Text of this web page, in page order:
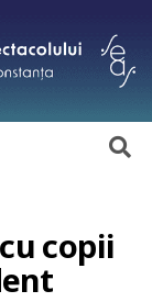
copii